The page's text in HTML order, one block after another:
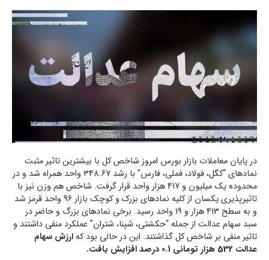
در پایان معاملات بازار بورس امروز شاخص کل با بیشترین تاثیر مثبت
نمادهای “کگل، فولاد، فملی، فارس” با رشد 348.67 واحد همراه شد و در
محدوده یک میلیون و 417 هزار واحد قرار گرفت. شاخص هم وزن نیز با
تاثیرپذیری یکسان از کلیه نمادهای بزرک و کوچک بازار 96 واحد قرمز شد
و به سطح 413 هزار و 19 واحد رسید. برخی نمادهای بزرگ و حاضر در
سبد سهام عدالت از جمله “حکشتی، شپنا، شتران” عملکرد منفی داشتند و
تاثیر منفی بر شاخص کل گذاشتند. این در حالی بود کهارزش سهام
عدالت 532 هزار تومانی 0.1 درصد افزایش یافت.